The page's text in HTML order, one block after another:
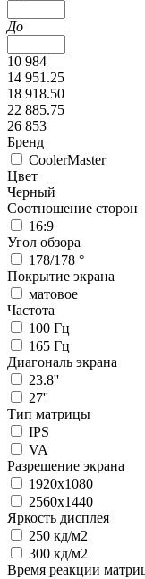
До
10 984
14 951.25
18 918.50
22 885.75
26 853
Бренд
CoolerMaster
Цвет
Черный
Соотношение сторон
16:9
Угол обзора
178/178 °
Покрытие экрана
матовое
Частота
100 Гц
165 Гц
Диагональ экрана
23.8''
27''
Тип матрицы
IPS
VA
Разрешение экрана
1920х1080
2560x1440
Яркость дисплея
250 кд/м2
300 кд/м2
Время реакции